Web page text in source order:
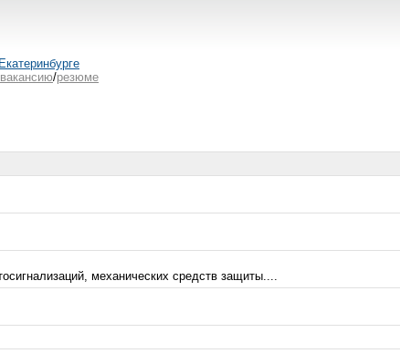
вакансию/резюме
механических средств защиты....